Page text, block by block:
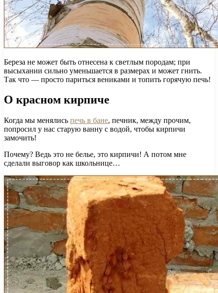
Береза ​​не может быть отнесена к светлым породам; при
высыхании сильно уменьшается в размерах и может гнить.
Так что — просто париться вениками и топить горячую печь!
О красном кирпиче
Когда мы менялись печь в бане, печник, между прочим,
попросил у нас старую ванну с водой, чтобы кирпичи
замочить!
Почему? Ведь это не белье, это кирпичи! А потом мне
сделали выговор как школьнице…